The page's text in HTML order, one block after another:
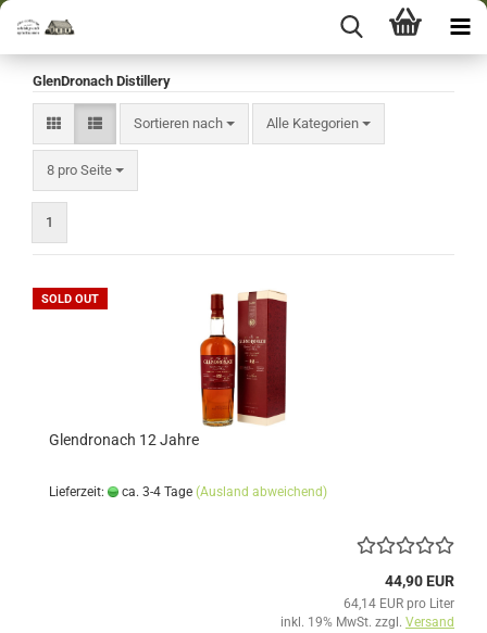
GlenDronach Distillery
Sortieren nach
Sortieren nach Alle Kategorien
8 pro Seite
pro Seite
1
SOLD OUT
Glendronach 12 Jahre
Lieferzeit: ca. 3-4 Tage (Ausland abweichend)
44,90 EUR
64,14 EUR pro Liter
inkl. 19% MwSt. zzgl. Versand